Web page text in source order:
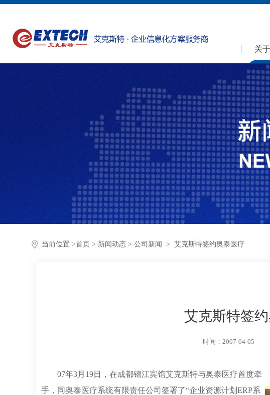
关
当前位置 >首页 > 新闻动态 > 公司新闻 > 艾克斯特签约奥泰医疗
艾克斯特签
时间：2007-04-05
07年3月19日，在成都锦江宾馆艾克斯特与奥泰医疗首度牵
手，同奥泰医疗系统有限责任公司签署了“企业资源计划ERP系